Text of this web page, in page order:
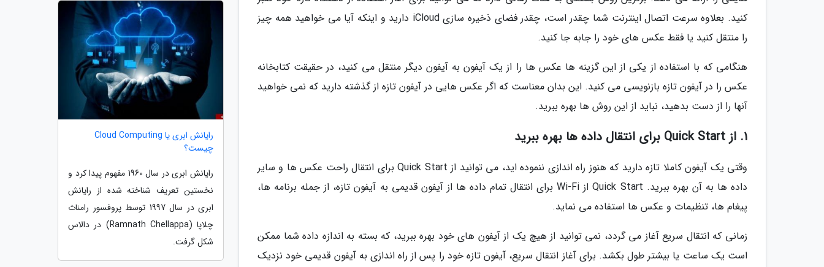
کنید. بعلاوه سرعت اتصال اینترنت شما چقدر است، چقدر فضای ذخیره سازی iCloud دارید و اینکه آیا می خواهید همه چیز
را منتقل کنید یا فقط عکس های خود را جابه جا کنید.
هنگامی که با استفاده از یکی از این گزینه ها عکس ها را از یک آیفون به آیفون دیگر منتقل می کنید، در حقیقت کتابخانه
عکس را در آیفون تازه بازنویسی می کنید. این بدان معناست که اگر عکس هایی در آیفون تازه از گذشته دارید که نمی خواهید
آنها را از دست بدهید، نباید از این روش ها بهره ببرید.
1. از Quick Start برای انتقال داده ها بهره ببرید
وقتی یک آیفون کاملا تازه دارید که هنوز راه اندازی ننموده اید، می توانید از Quick Start برای انتقال راحت عکس ها و سایر
داده ها به آن بهره ببرید. Quick Start از Wi-Fi برای انتقال تمام داده ها از آیفون قدیمی به آیفون تازه، از جمله برنامه ها،
پیغام ها، تنظیمات و عکس ها استفاده می نماید.
زمانی که انتقال سریع آغاز می گردد، نمی توانید از هیچ یک از آیفون های خود بهره ببرید، که بسته به اندازه داده شما ممکن
است یک ساعت یا بیشتر طول بکشد. برای آغاز انتقال سریع، آیفون تازه خود را پس از راه اندازی به آیفون قدیمی خود نزدیک
رایانش ابری یا Cloud Computing
چیست؟
رایانش ابری در سال 1960 مفهوم پیدا کرد و
نخستین تعریف شناخته شده از رایانش
ابری در سال 1997 توسط پروفسور رامناث
چلاپا (Ramnath Chellappa) در دالاس
شکل گرفت.